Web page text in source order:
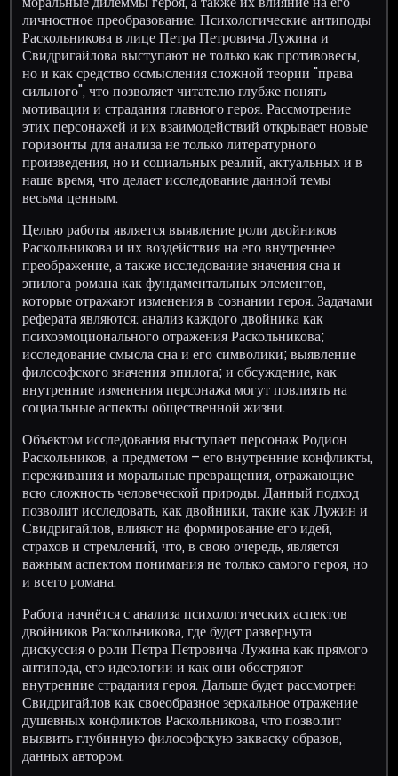
личностное преобразование. Психологические антиподы
Раскольникова в лице Петра Петровича Лужина и
Свидригайлова выступают не только как противовесы,
но и как средство осмысления сложной теории "права
сильного", что позволяет читателю глубже понять
мотивации и страдания главного героя. Рассмотрение
этих персонажей и их взаимодействий открывает новые
горизонты для анализа не только литературного
произведения, но и социальных реалий, актуальных и в
наше время, что делает исследование данной темы
весьма ценным.
Целью работы является выявление роли двойников
Раскольникова и их воздействия на его внутреннее
преображение, а также исследование значения сна и
эпилога романа как фундаментальных элементов,
которые отражают изменения в сознании героя. Задачами
реферата являются: анализ каждого двойника как
психоэмоционального отражения Раскольникова;
исследование смысла сна и его символики; выявление
философского значения эпилога; и обсуждение, как
внутренние изменения персонажа могут повлиять на
социальные аспекты общественной жизни.
Объектом исследования выступает персонаж Родион
Раскольников, а предметом – его внутренние конфликты,
переживания и моральные превращения, отражающие
всю сложность человеческой природы. Данный подход
позволит исследовать, как двойники, такие как Лужин и
Свидригайлов, влияют на формирование его идей,
страхов и стремлений, что, в свою очередь, является
важным аспектом понимания не только самого героя, но
и всего романа.
Работа начнётся с анализа психологических аспектов
двойников Раскольникова, где будет развернута
дискуссия о роли Петра Петровича Лужина как прямого
антипода, его идеологии и как они обостряют
внутренние страдания героя. Дальше будет рассмотрен
Свидригайлов как своеобразное зеркальное отражение
душевных конфликтов Раскольникова, что позволит
выявить глубинную философскую закваску образов,
данных автором.